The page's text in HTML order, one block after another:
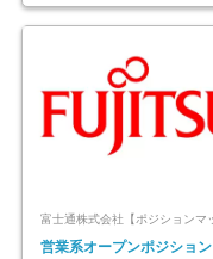
営業系オープンポジション